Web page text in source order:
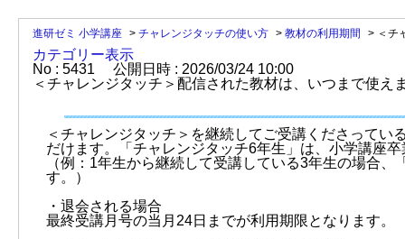
進研ゼミ 小学講座 > チャレンジタッチの使い方 > 教材の利用期間 > ＜チ
カテゴリー表示
No : 5431
公開日時 : 2026/03/24 10:00
＜チャレンジタッチ＞配信された教材は、いつまで使え
＜チャレンジタッチ＞を継続してご受講くださって
だけます。「チャレンジタッチ6年生」は、小学講座
（例：1年生から継続して受講している3年生の場合
す。）
・退会される場合
最終受講月号の当月24日までが利用期限となります。